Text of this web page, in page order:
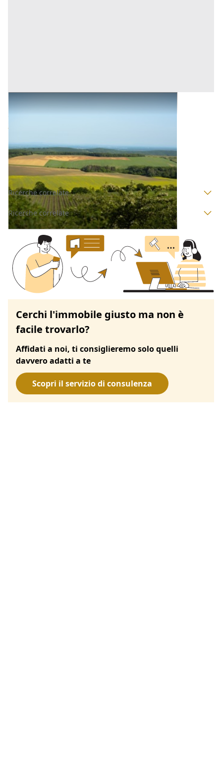
Terreni all'asta a Padova
3.150 €
Codice asta:AH347945902
Asta chiusa
Ricerche correlate
Ricerche correlate
Cerchi l'immobile giusto ma non è
facile trovarlo?
Affidati a noi, ti consiglieremo solo quelli
davvero adatti a te
Scopri il servizio di consulenza